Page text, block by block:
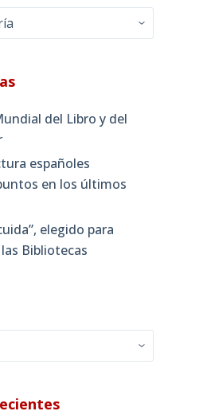
del Libro y del
españoles
en los últimos
elegido para
Bibliotecas